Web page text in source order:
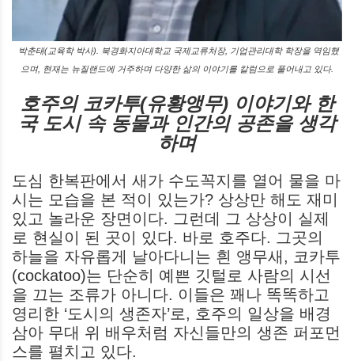
박춘태(교육학 박사). 북경화지아대학교 국제교류처장, 기업관리대학 학장을 역임했
으며, 현재는 뉴질랜드에 거주하며 다양한 삶의 이야기를 칼럼으로 풀어내고 있다.
호주의 코카투(유황앵무) 이야기와 한
국 도시 속 동물과 인간의 공존을 생각
하며
도심 한복판에서 새가 수도꼭지를 열어 물을 마
시는 모습을 본 적이 있는가? 상상만 해도 재미
있고 놀라운 장면이다. 그런데 그 상상이 실제
로 현실이 된 곳이 있다. 바로 호주다. 그곳의
하늘을 자유롭게 날아다니는 흰 앵무새, 코카투
(cockatoo)는 단순히 예쁜 깃털로 사람의 시선
을 끄는 조류가 아니다. 이들은 꽤나 똑똑하고
영리한 ‘도시의 생존자’로, 호주의 일상을 배경
삼아 무대 위 배우처럼 자신들만의 생존 퍼포먼
스를 펼치고 있다.